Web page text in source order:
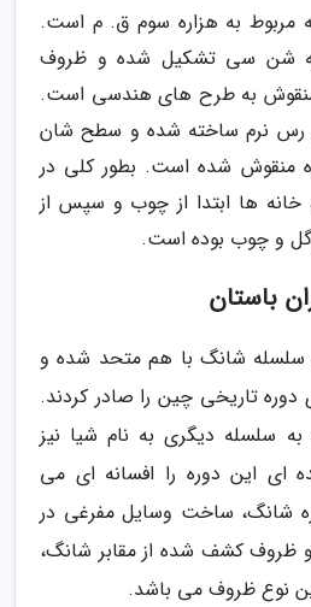
مربوط به هزاره سوم ق. م است.
شن سی تشکیل شده و ظروف
منقوش به طرح های هندسی است.
رس نرم ساخته شده و سطح شان
منقوش شده است. بطور کلی در
خانه ها ابتدا از چوب و سپس از
گل و چوب بوده است.
باستان
شاهان سلسله شانگ با هم متحد شده و
تاریخی چین را صادر کردند.
به سلسله دیگری به نام شیا نیز
ای این دوره را افسانه ای می
شانگ، ساخت وسایل مفرغی در
و ظروف کشف شده از مقابر شانگ،
نوع ظروف می باشد.